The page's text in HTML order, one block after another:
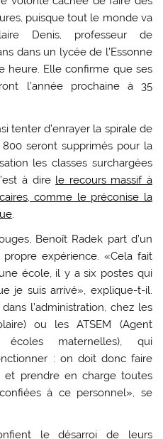
puisque tout le monde va
Denis, professeur de
dans un lycée de l’Essonne
heure. Elle confirme que ses
l’année prochaine à 35
tenter d’enrayer la spirale de
seront supprimés pour la
les classes surchargées
à dire le recours massif à
comme le préconise la
.
Benoît Radek part d’un
expérience. «Cela fait
école, il y a six postes qui
je suis arrivé», explique-t-il.
l’administration, chez les
ou les ATSEM (Agent
maternelles), qui
: on doit donc faire
et prendre en charge toutes
à ce personnel», se
le désarroi de leurs